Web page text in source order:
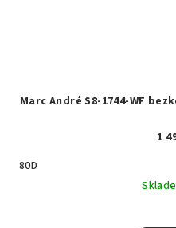
Marc André S8-1744-WF
1
80D